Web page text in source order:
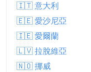
🇮🇹 意大利
🇪🇪 愛沙尼亞
🇮🇪 愛爾蘭
🇱🇻 拉脫維亞
🇳🇴 挪威